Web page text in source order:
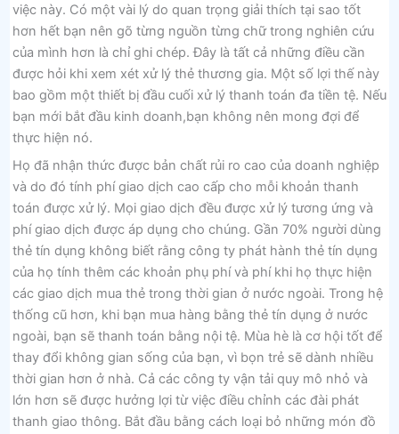
việc này. Có một vài lý do quan trọng giải thích tại sao tốt
hơn hết bạn nên gõ từng nguồn từng chữ trong nghiên cứu
của mình hơn là chỉ ghi chép. Đây là tất cả những điều cần
được hỏi khi xem xét xử lý thẻ thương gia. Một số lợi thế này
bao gồm một thiết bị đầu cuối xử lý thanh toán đa tiền tệ. Nếu
bạn mới bắt đầu kinh doanh,bạn không nên mong đợi để
thực hiện nó.
Họ đã nhận thức được bản chất rủi ro cao của doanh nghiệp
và do đó tính phí giao dịch cao cấp cho mỗi khoản thanh
toán được xử lý. Mọi giao dịch đều được xử lý tương ứng và
phí giao dịch được áp dụng cho chúng. Gần 70% người dùng
thẻ tín dụng không biết rằng công ty phát hành thẻ tín dụng
của họ tính thêm các khoản phụ phí và phí khi họ thực hiện
các giao dịch mua thẻ trong thời gian ở nước ngoài. Trong hệ
thống cũ hơn, khi bạn mua hàng bằng thẻ tín dụng ở nước
ngoài, bạn sẽ thanh toán bằng nội tệ. Mùa hè là cơ hội tốt để
thay đổi không gian sống của bạn, vì bọn trẻ sẽ dành nhiều
thời gian hơn ở nhà. Cả các công ty vận tải quy mô nhỏ và
lớn hơn sẽ được hưởng lợi từ việc điều chỉnh các đài phát
thanh giao thông. Bắt đầu bằng cách loại bỏ những món đồ